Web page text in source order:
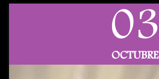
03
OCTUBRE